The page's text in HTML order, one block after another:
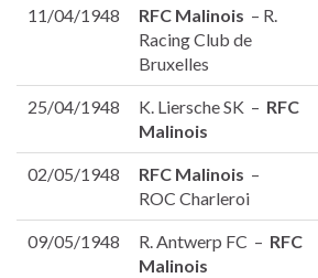
11/04/1948 RFC Malinois – R.
Racing Club de
Bruxelles
25/04/1948 K. Liersche SK – RFC
Malinois
02/05/1948 RFC Malinois –
ROC Charleroi
09/05/1948 R. Antwerp FC – RFC
Malinois